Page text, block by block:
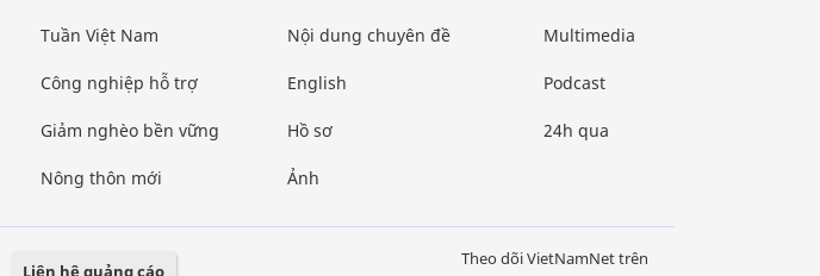
Tuần Việt Nam
Công nghiệp hỗ trợ
Giảm nghèo bền vững
Nông thôn mới
Nội dung chuyên đề
English
Hồ sơ
Ảnh
Multimedia
Podcast
24h qua
Liên hệ quảng cáo
Theo dõi VietNamNet trên